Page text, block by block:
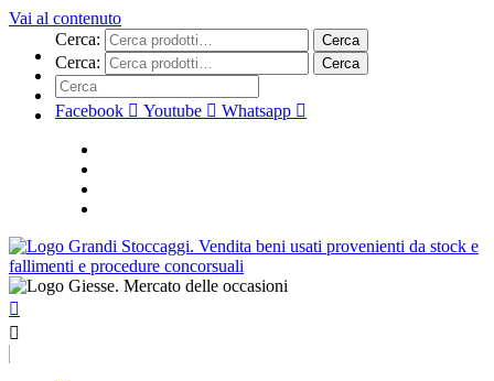
Vai al contenuto
Cerca:
Cerca
Cerca: Cerca
Facebook Youtube Whatsapp